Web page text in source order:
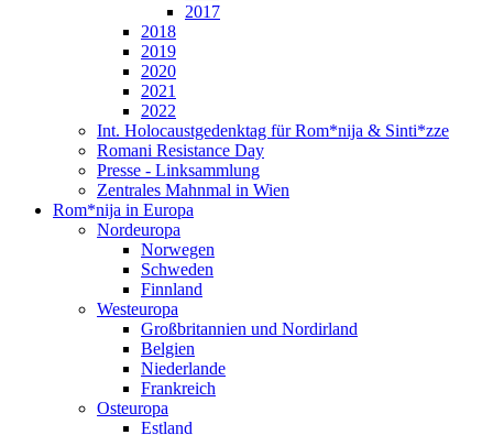
2017
2018
2019
2020
2021
2022
Int. Holocaustgedenktag für Rom*nija & Sinti*zze
Romani Resistance Day
Presse - Linksammlung
Zentrales Mahnmal in Wien
Rom*nija in Europa
Nordeuropa
Norwegen
Schweden
Finnland
Westeuropa
Großbritannien und Nordirland
Belgien
Niederlande
Frankreich
Osteuropa
Estland